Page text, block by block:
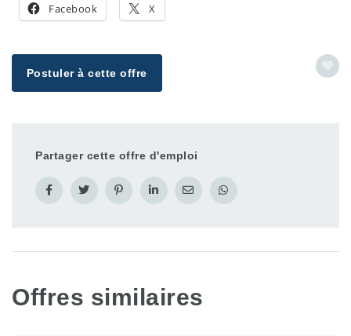
Facebook X
Postuler à cette offre
Partager cette offre d'emploi
Offres similaires